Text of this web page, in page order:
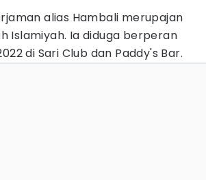
alias Hambali merupajan
Islamiyah. Ia diduga berperan
di Sari Club dan Paddy's Bar.